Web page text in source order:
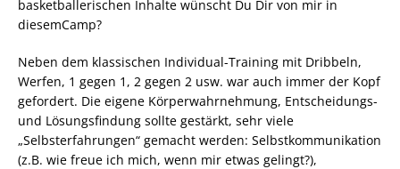
basketballerischen Inhalte wünscht Du Dir von mir in
diesemCamp?
Neben dem klassischen Individual-Training mit Dribbeln,
Werfen, 1 gegen 1, 2 gegen 2 usw. war auch immer der Kopf
gefordert. Die eigene Körperwahrnehmung, Entscheidungs-
und Lösungsfindung sollte gestärkt, sehr viele
„Selbsterfahrungen“ gemacht werden: Selbstkommunikation
(z.B. wie freue ich mich, wenn mir etwas gelingt?),